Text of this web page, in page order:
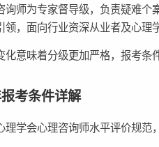
询师为专家督导级，负责疑难个
领，面向行业资深从业者及心理
化意味着分级更加严格，报考条
考条件详解
理学会心理咨询师水平评价规范